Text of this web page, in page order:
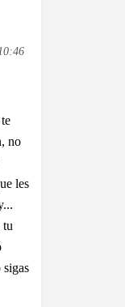
no
les
tu
sigas